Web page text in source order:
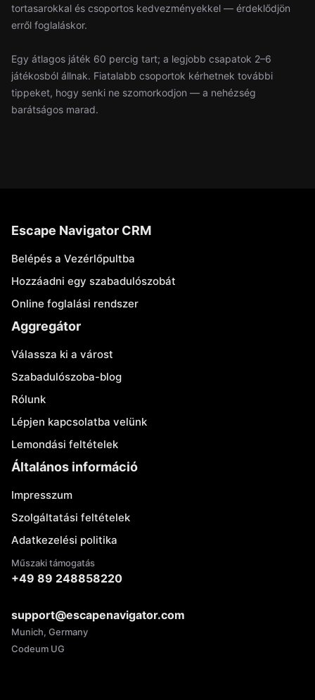
tortasarokkal és csoportos kedvezményekkel — érdeklődjön
erről foglaláskor.
Egy átlagos játék 60 percig tart; a legjobb csapatok 2–6
játékosból állnak. Fiatalabb csoportok kérhetnek további
tippeket, hogy senki ne szomorkodjon — a nehézség
barátságos marad.
Escape Navigator CRM
Belépés a Vezérlőpultba
Hozzáadni egy szabadulószobát
Online foglalási rendszer
Aggregátor
Válassza ki a várost
Szabadulószoba-blog
Rólunk
Lépjen kapcsolatba velünk
Lemondási feltételek
Általános információ
Impresszum
Szolgáltatási feltételek
Adatkezelési politika
Műszaki támogatás
+49 89 248858220
support@escapenavigator.com
Munich, Germany
Codeum UG